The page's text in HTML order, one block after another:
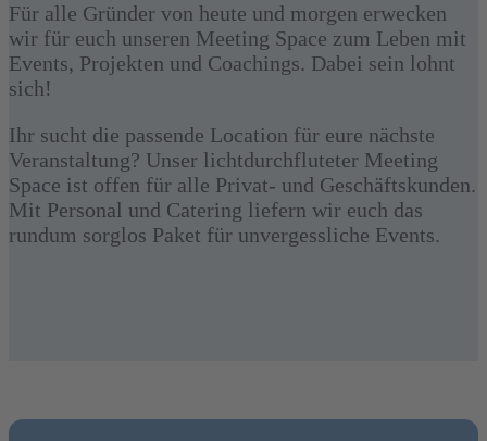
Für alle Gründer von heute und morgen erwecken
wir für euch unseren Meeting Space zum Leben mit
Events, Projekten und Coachings. Dabei sein lohnt
sich!
Ihr sucht die passende Location für eure nächste
Veranstaltung? Unser lichtdurchfluteter Meeting
Space ist offen für alle Privat- und Geschäftskunden.
Mit Personal und Catering liefern wir euch das
rundum sorglos Paket für unvergessliche Events.